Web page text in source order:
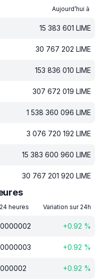
Aujourd’hui à
15 383 601 LIME
30 767 202 LIME
153 836 010 LIME
307 672 019 LIME
1 538 360 096 LIME
3 076 720 192 LIME
15 383 600 960 LIME
30 767 201 920 LIME
heures Variation sur 24h
+0.92 %
+0.92 %
+0.92 %